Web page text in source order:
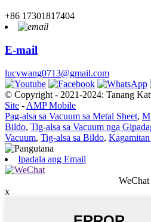
+86 17301817404
E-mail
lucywang0713@gmail.com
© Copyright - 2021-2024: Tanang
Site - AMP Mobile
Pag-alsa sa Vacuum sa Metal Sheet,
Bildo, Tig-alsa sa Vacuum nga
Vacuum, Tig-alsa sa Bildo,
Ipadala ang Email
WeChat
x